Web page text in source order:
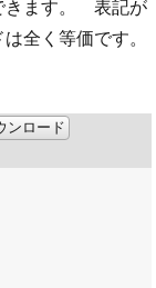
きます。 表記が
全く等価です。
ンロード